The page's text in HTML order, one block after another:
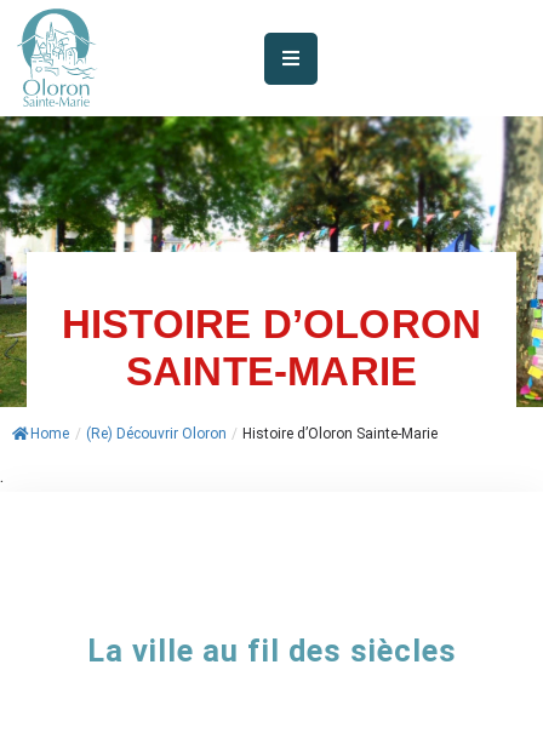
AUJOURD’HUI
À
OLORON
JE
SUIS
MES
SERVICES
VIE
MUNICIPALE
AGENDA
HISTOIRE D’OLORON
SAINTE-MARIE
Home / (Re) Découvrir Oloron / Histoire d’Oloron Sainte-Marie
.
La ville au fil des siècles